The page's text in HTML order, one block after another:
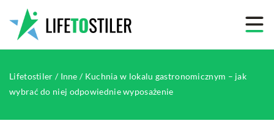
Lifetostiler / Inne / Kuchnia w lokalu gastronomicznym – jak
wybrać do niej odpowiednie wyposażenie